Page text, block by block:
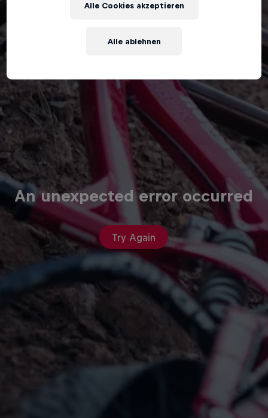
An unexpected error occurred
Try Again
Alle ablehnen
Alle Cookies akzeptieren